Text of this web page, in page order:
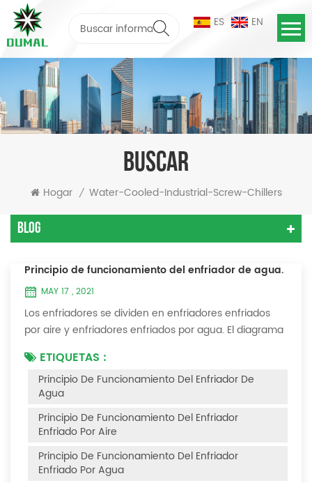
ES EN
BUSCAR
Hogar / Water-Cooled-Industrial-Screw-Chillers
Blog
Principio de funcionamiento del enfriador de agua.
MAY 17 , 2021
Los enfriadores se dividen en enfriadores enfriados
por aire y enfriadores enfriados por agua. El diagrama
enfriados por aire es el siguiente Principio de
funcionamiento del enfriador enfriado por aire El
enfriador enfriado por aire utiliza un evaporador de
carcasa y tubos (o tanque con serpentín) para
intercambiar calor entre el agua y el refrige...
ETIQUETAS :
Principio De Funcionamiento Del Enfriador De
Agua
Principio De Funcionamiento Del Enfriador
Enfriado Por Aire
Principio De Funcionamiento Del Enfriador
Enfriado Por Agua